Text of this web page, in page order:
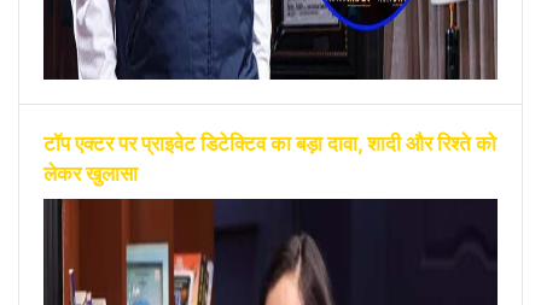
टॉप एक्टर पर प्राइवेट डिटेक्टिव का बड़ा दावा, शादी और रिश्ते को
लेकर खुलासा